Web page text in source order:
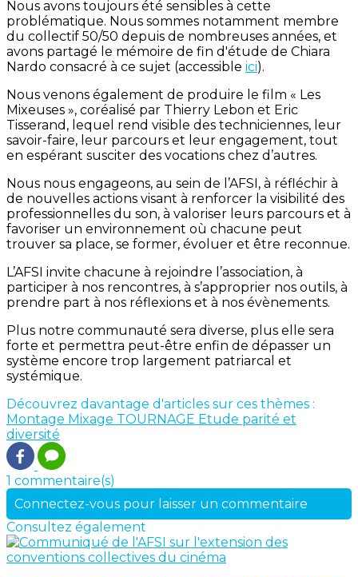
Nous avons toujours été sensibles à cette
problématique. Nous sommes notamment membre
du collectif 50/50 depuis de nombreuses années, et
avons partagé le mémoire de fin d'étude de Chiara
Nardo consacré à ce sujet (accessible ici).
Nous venons également de produire le film « Les
Mixeuses », coréalisé par Thierry Lebon et Eric
Tisserand, lequel rend visible des techniciennes, leur
savoir-faire, leur parcours et leur engagement, tout
en espérant susciter des vocations chez d’autres.
Nous nous engageons, au sein de l’AFSI, à réfléchir à
de nouvelles actions visant à renforcer la visibilité des
professionnelles du son, à valoriser leurs parcours et à
favoriser un environnement où chacune peut
trouver sa place, se former, évoluer et être reconnue.
L’AFSI invite chacune à rejoindre l’association, à
participer à nos rencontres, à s’approprier nos outils, à
prendre part à nos réflexions et à nos évènements.
Plus notre communauté sera diverse, plus elle sera
forte et permettra peut-être enfin de dépasser un
système encore trop largement patriarcal et
systémique.
Découvrez davantage d'articles sur ces thèmes :
Montage Mixage TOURNAGE Etude parité et
diversité
1 commentaire(s)
Connectez-vous pour laisser un commentaire
Consultez également